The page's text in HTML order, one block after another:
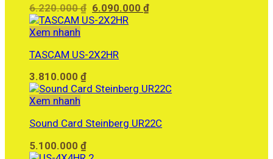
6.220.000₫ Giá
gốc
6.090.000₫Giá
Xem nhanh
TASCAM US-2X2HR
3.810.000 ₫
Xem nhanh
Sound Card Steinberg UR22C
5.100.000 ₫